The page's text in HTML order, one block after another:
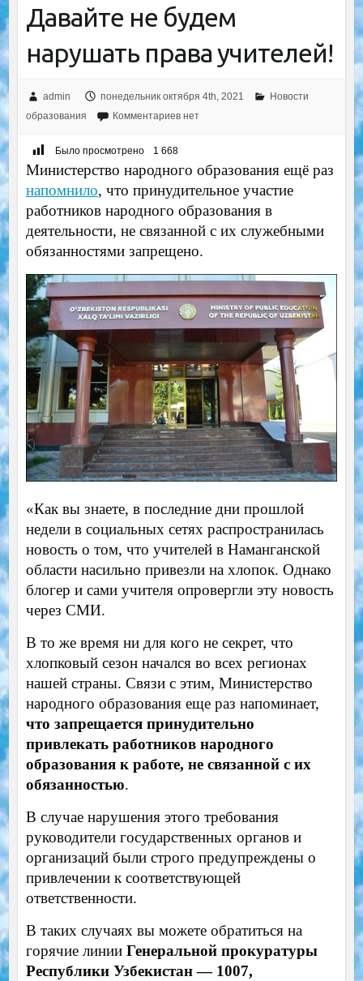
Давайте не будем
нарушать права учителей!
admin понедельник октября 4th, 2021
Новости
образования
Комментариев нет
Было просмотрено 1 668
Министерство народного образования ещё раз
напомнило, что принудительное участие
работников народного образования в
деятельности, не связанной с их служебными
обязанностями запрещено.
«Как вы знаете, в последние дни прошлой
недели в социальных сетях распространилась
новость о том, что учителей в Наманганской
области насильно привезли на хлопок. Однако
блогер и сами учителя опровергли эту новость
через СМИ.
В то же время ни для кого не секрет, что
хлопковый сезон начался во всех регионах
нашей страны. Связи с этим, Министерство
народного образования еще раз напоминает,
что запрещается принудительно
привлекать работников народного
образования к работе, не связанной с их
обязанностью.
В случае нарушения этого требования
руководители государственных органов и
организаций были строго предупреждены о
привлечении к соответствующей
ответственности.
В таких случаях вы можете обратиться на
горячие линии Генеральной прокуратуры
Республики Узбекистан — 1007,